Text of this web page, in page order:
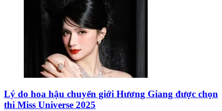
Lý do hoa hậu chuyển giới Hương Giang được chọn
thi Miss Universe 2025